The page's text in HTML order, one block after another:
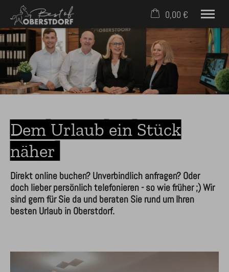
21. bis 28. August
2 Erwachsene
Für Eigentümer
Kontakt
0,00 €
×
Warenkorb ist leer
Dem Urlaub ein Stück
näher
Direkt online buchen? Unverbindlich anfragen? Oder
doch lieber persönlich telefonieren - so wie früher ;) Wir
sind gern für Sie da und beraten Sie rund um Ihren
besten Urlaub in Oberstdorf.